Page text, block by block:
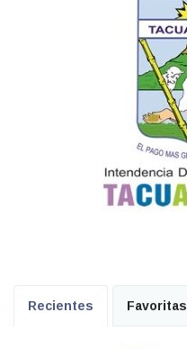
Recientes Favoritas